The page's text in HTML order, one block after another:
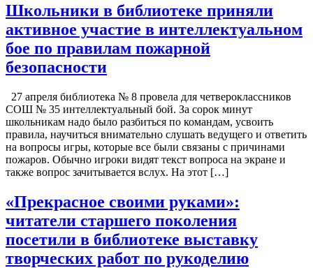
Школьники в библиотеке приняли
активное участие в интеллектуальном
бое по правилам пожарной
безопасности
27 апреля библиотека № 8 провела для четвероклассников
СОШ № 35 интеллектуальный бой. За сорок минут
школьникам надо было разбиться по командам, усвоить
правила, научиться внимательно слушать ведущего и ответить
на вопросы игры, которые все были связаны с причинами
пожаров. Обычно игроки видят текст вопроса на экране и
также вопрос зачитывается вслух. На этот […]
«Прекрасное своими руками»:
читатели старшего поколения
посетили в библиотеке выставку
творческих работ по рукоделию